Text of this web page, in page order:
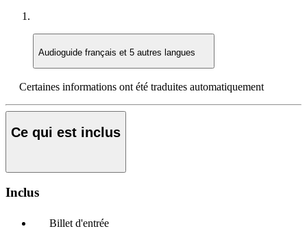
Audioguide français et 5 autres langues
Certaines informations ont été traduites automatiquement
Ce qui est inclus
Inclus
Billet d'entrée